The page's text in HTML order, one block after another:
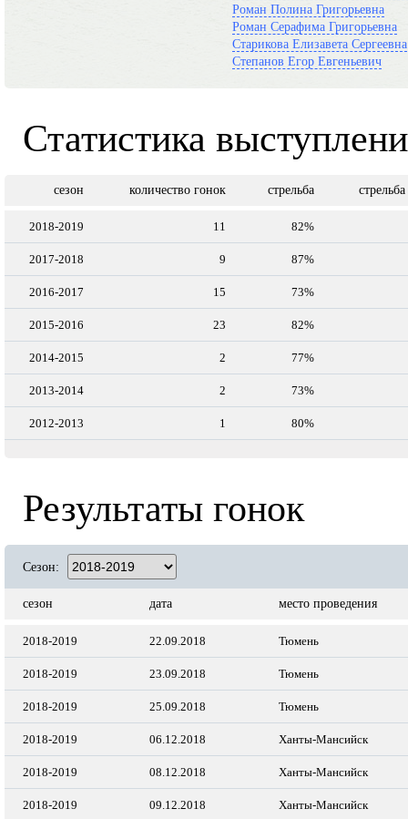
Роман Полина Григорьевна
Роман Серафима Григорьевна
Старикова Елизавета Сергеевна
Степанов Егор Евгеньевич
Статистика
сезон количество гонок стрельба
2018-2019 11 82%
2017-2018 9 87%
2016-2017 15 73%
2015-2016 23 82%
2014-2015 2 77%
2013-2014 2 73%
2012-2013 1 80%
Результаты гонок
Сезон:
сезон дата место проведения
2018-2019 22.09.2018 Тюмень
2018-2019 23.09.2018 Тюмень
2018-2019 25.09.2018 Тюмень
2018-2019 06.12.2018 Ханты-Мансийск
2018-2019 08.12.2018 Ханты-Мансийск
2018-2019 09.12.2018 Ханты-Мансийск